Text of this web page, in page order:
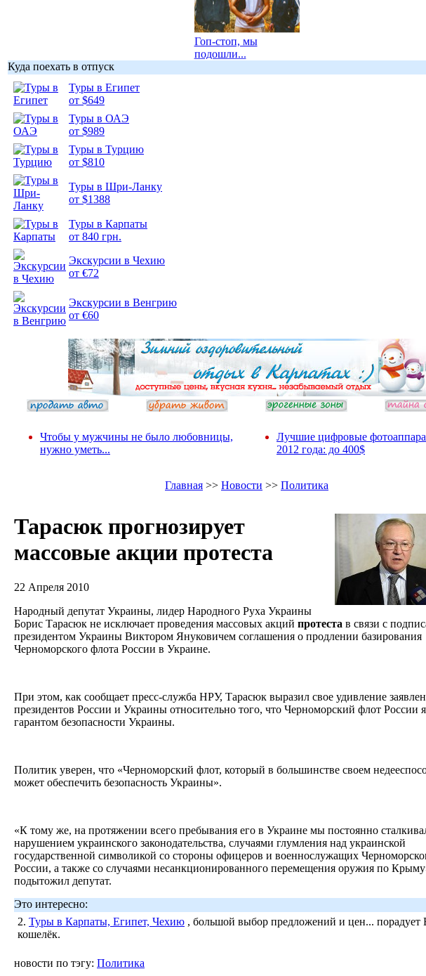
Гоп-стоп, мы
подошли...
Куда поехать в отпуск
Туры в Египет
от $649
Туры в ОАЭ
от $989
Туры в Турцию
от $810
Туры в Шри-Ланку
от $1388
Туры в Карпаты
от 840 грн.
Экскурсии в Чехию
от €72
Экскурсии в Венгрию
от €60
Чтобы у мужчины не было любовницы,
нужно уметь...
Лучшие цифровые
2012 года: до 400$
Главная >> Новости >> Политика
Тарасюк прогнозирует
массовые акции протеста
22 Апреля 2010
Народный депутат Украины, лидер Народного Руха Украины
Борис Тарасюк не исключает проведения массовых акций протеста в связи с
президентом Украины Виктором Януковичем соглашения о продлении базирования
Черноморского флота России в Украине.
При этом, как сообщает пресс-служба НРУ, Тарасюк выразил свое удивление
президентов России и Украины относительно того, что Черноморский флот России
гарантом безопасности Украины.
Политик уверен, что «Черноморский флот, который в большинстве своем
может обеспечить безопасность Украины».
«К тому же, на протяжении всего пребывания его в Украине мы постоянно
нарушением украинского законодательства, случаями глумления над украинской
государственной символикой со стороны офицеров и военнослужащих
России, а также со случаями несанкционированного перемещения оружия по
подытожил депутат.
Это интересно:
2. Туры в Карпаты, Египет, Чехию , большой выбор предложений и цен... порадует
кошелёк.
новости по тэгу: Политика